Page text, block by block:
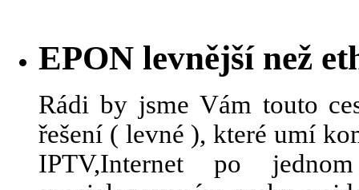
EPON levnější než
Rádi by jsme Vám touto
řešení ( levné ), které umí
IPTV,Internet po